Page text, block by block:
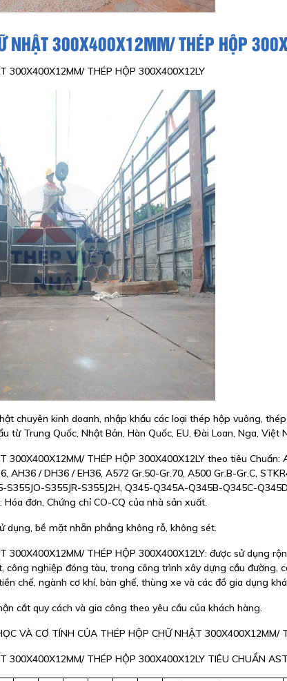
NHẬT 300X400X12MM/ THÉP HỘP
300X400X12MM/ THÉP HỘP 300X400X12LY
chuyên kinh doanh, nhập khẩu các loại thép hộp vuông,
từ Trung Quốc, Nhật Bản, Hàn Quốc, EU, Đài Loan, Nga, Việt
300X400X12MM/ THÉP HỘP 300X400X12LY theo tiêu Chuẩn:
AH36 / DH36 / EH36, A572 Gr.50-Gr.70, A500 Gr.B-Gr.C,
S355JO-S355JR-S355J2H, Q345-Q345A-Q345B-Q345C-
Hóa đơn, Chứng chỉ CO-CQ của nhà sản xuất.
dụng, bề mặt nhẵn phẳng không rỗ, không sét.
300X400X12MM/ THÉP HỘP 300X400X12LY: được sử dụng
công nghiệp đóng tàu, trong công trình xây dựng cầu đường,
chế, ngành cơ khí, bàn ghế, thùng xe và các đồ gia dụng
cắt quy cách và gia công theo yêu cầu của khách hàng.
VÀ CƠ TÍNH CỦA THÉP HỘP CHỮ NHẬT 300X400X12MM/
300X400X12MM/ THÉP HỘP 300X400X12LY TIÊU CHUẨN